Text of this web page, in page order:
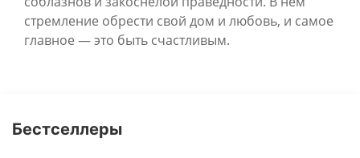
стремление обрести свой дом и любовь, и самое
главное — это быть счастливым.
Бестселлеры